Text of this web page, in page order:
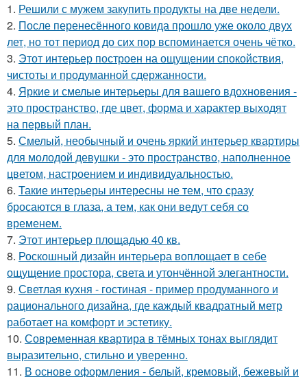
1. Решили с мужем закупить продукты на две недели.
2. После перенесённого ковида прошло уже около двух
лет, но тот период до сих пор вспоминается очень чётко.
3. Этот интерьер построен на ощущении спокойствия,
чистоты и продуманной сдержанности.
4. Яркие и смелые интерьеры для вашего вдохновения -
это пространство, где цвет, форма и характер выходят
на первый план.
5. Смелый, необычный и очень яркий интерьер квартиры
для молодой девушки - это пространство, наполненное
цветом, настроением и индивидуальностью.
6. Такие интерьеры интересны не тем, что сразу
бросаются в глаза, а тем, как они ведут себя со
временем.
7. Этот интерьер площадью 40 кв.
8. Роскошный дизайн интерьера воплощает в себе
ощущение простора, света и утончённой элегантности.
9. Светлая кухня - гостиная - пример продуманного и
рационального дизайна, где каждый квадратный метр
работает на комфорт и эстетику.
10. Современная квартира в тёмных тонах выглядит
выразительно, стильно и уверенно.
11. В основе оформления - белый, кремовый, бежевый и